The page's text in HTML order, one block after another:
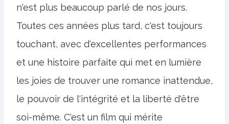
n'est plus beaucoup parlé de nos jours.
Toutes ces années plus tard, c'est toujours
touchant, avec d'excellentes performances
et une histoire parfaite qui met en lumière
les joies de trouver une romance inattendue,
le pouvoir de l'intégrité et la liberté d'être
soi-même. C'est un film qui mérite